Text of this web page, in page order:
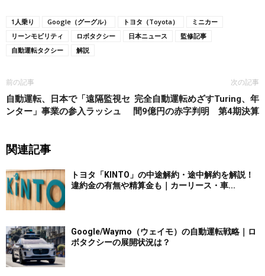
1人乗り Google（グーグル） トヨタ（Toyota）
ミニカー
リーンモビリティ
ロボタクシー 日本ニュース
監修記事
自動運転タクシー
解説
前の記事
自動運転、日本で「遠隔監視セ
ンター」事業の参入ラッシュ
次の記事
完全自動運転めざすTuring、年
間9億円の赤字判明 第4期決算
関連記事
トヨタ「KINTO」の中途解約・途中解約を解説！
違約金の有無や精算金も｜カーリース・車...
Google/Waymo（ウェイモ）の自動運転戦略｜ロ
ボタクシーの展開状況は？